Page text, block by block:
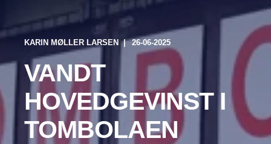
KARIN MØLLER LARSEN 26-06-2025
VANDT
HOVEDGEVINST I
TOMBOLAEN